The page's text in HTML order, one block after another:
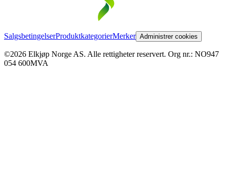
SalgsbetingelserProduktkategorierMerker Administrer cookies
©2026 Elkjøp Norge AS. Alle rettigheter reservert. Org nr.: NO947
054 600MVA